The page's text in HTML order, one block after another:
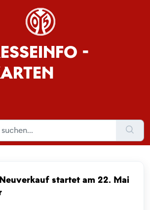
-
startet am 22. Mai